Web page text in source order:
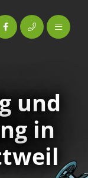
und
in